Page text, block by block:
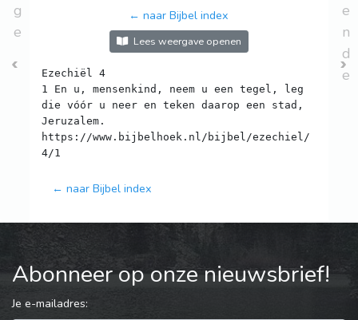
g
e
← naar Bijbel index
Lees weergave openen
Ezechiël 4
1 En u, mensenkind, neem u een tegel, leg
die vóór u neer en teken daarop een stad,
Jeruzalem.
https://www.bijbelhoek.nl/bijbel/ezechiel/
← naar Bijbel index
e
n
d
e
Abonneer op onze nieuwsbrief!
Je e-mailadres: